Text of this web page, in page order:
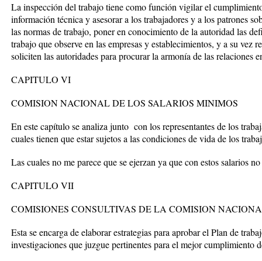
La inspección del trabajo tiene como función vigilar el
información técnica y asesorar a los trabajadores y a los patrones
las normas de trabajo, poner en conocimiento de la autoridad las
trabajo que observe en las empresas y establecimientos, y a su vez
soliciten las autoridades para procurar la armonía de las relaciones
CAPITULO VI
COMISION NACIONAL DE LOS SALARIOS MINIMOS
En este capítulo se analiza junto con los representantes de los
cuales tienen que estar sujetos a las condiciones de vida de los
Las cuales no me parece que se ejerzan ya que con estos salarios
CAPITULO VII
COMISIONES CONSULTIVAS DE LA COMISION
Esta se encarga de elaborar estrategias para aprobar el Plan de
investigaciones que juzgue pertinentes para el mejor cumplimiento